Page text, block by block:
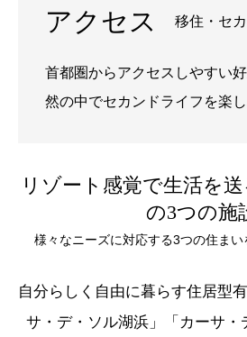
アクセス 移住・セ
首都圏からアクセスしやすい
然の中でセカンドライフを楽し
リゾート感覚で生活を
の3つの施
様々なニーズに対応する3つの住まい
自分らしく自由に暮らす住居型
サ・デ・ソル湖浜」「カーサ・